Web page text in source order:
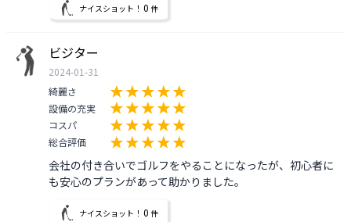
ナイスショット！ 0 件
ビジター
2024-01-31
綺麗さ
設備の充実
コスパ
総合評価
会社の付き合いでゴルフをやることになったが、初心者に
も安心のプランがあって助かりました。
ナイスショット！ 0 件